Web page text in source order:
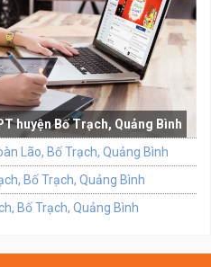
huyện Bố Trạch, Quảng Bình
Lão, Bố Trạch, Quảng Bình
Bố Trạch, Quảng Bình
Bố Trạch, Quảng Bình